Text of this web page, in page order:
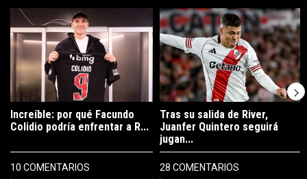
Un artículo de tendencia con el título "Increíble: por qué Facundo
Increíble: por qué Facundo
Colidio podría enfrentar a R...
10 COMENTARIOS
Un artículo de tendencia con el
Tras su salida de River,
Juanfer Quintero seguirá
jugan...
28 COMENTARIOS